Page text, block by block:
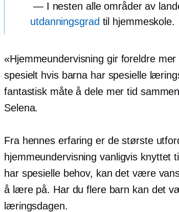
— I nesten alle områder av
utdanningsgrad til hjemmeskole.
«Hjemmeundervisning gir foreldre
spesielt hvis barna har spesielle
fantastisk måte å dele mer tid
Selena.
Fra hennes erfaring er de største
hjemmeundervisning vanligvis knyttet
har spesielle behov, kan det være
å lære på. Har du flere barn kan det
læringsdagen.